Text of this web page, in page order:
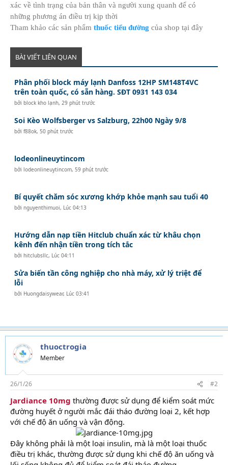
xác về tình trạng của bản thân và người xung quanh để có
những phương án điều trị kịp thời
Tham khảo các sản phẩm thuốc tiểu đường của shop tại đây
BÀI VIẾT LIÊN QUAN
Phân phối block máy lạnh Danfoss 12HP SM148T4VC
trên toàn quốc, có sẵn hàng. SĐT 0931 143 034
bởiblock kho lạnh, 29 phút trước
Soi Kèo Wolfsberger vs Salzburg, 22h00 Ngày 9/8
bởif88ok, 50 phút trước
lodeonlineuytincom
bởilodeonlineuytincom, 59 phút trước
Bí quyết chăm sóc xương khớp khỏe mạnh sau tuổi 40
bởinguyenthimuoi, Lúc 04:13
Hướng dẫn nạp tiền Hitclub chuẩn xác từ khâu chọn
kênh đến nhận tiền trong tích tắc
bởihitclubsllc, Lúc 04:11
Sửa biến tần công nghiệp cho nhà máy, xử lý triệt để
lỗi
bởi Huongdaisywear, Lúc 03:41
thuoctrogia
Member
26/1/26 #2
Jardiance 10mg thường được sử dụng để kiểm soát mức
đường huyết ở người mắc đái tháo đường loại 2, kết hợp
với chế độ ăn uống và vận động.
Đây không phải là một loại insulin, mà là một loại thuốc
điều trị khác, thường được sử dụng khi chế độ ăn uống và